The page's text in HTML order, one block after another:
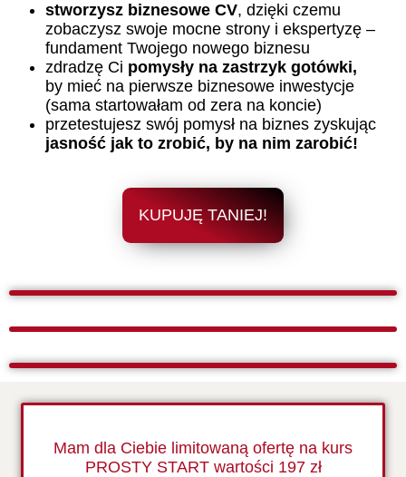
stworzysz biznesowe CV, dzięki czemu
zobaczysz swoje mocne strony i ekspertyzę –
fundament Twojego nowego biznesu
zdradzę Ci pomysły na zastrzyk gotówki,
by mieć na pierwsze biznesowe inwestycje
(sama startowałam od zera na koncie)
przetestujesz swój pomysł na biznes zyskując
jasność jak to zrobić, by na nim zarobić!
KUPUJĘ TANIEJ!
Mam dla Ciebie limitowaną ofertę na kurs
PROSTY START wartości 197 zł